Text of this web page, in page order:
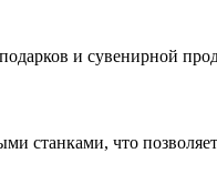
и сувенирной
станками, что